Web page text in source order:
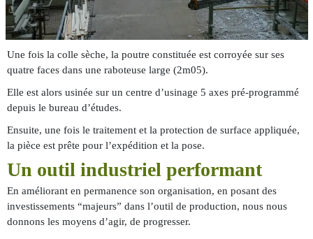
Une fois la colle sèche, la poutre constituée est corroyée sur ses
quatre faces dans une raboteuse large (2m05).
Elle est alors usinée sur un centre d’usinage 5 axes pré-programmé
depuis le bureau d’études.
Ensuite, une fois le traitement et la protection de surface appliquée,
la pièce est prête pour l’expédition et la pose.
Un outil industriel performant
En améliorant en permanence son organisation, en posant des
investissements “majeurs” dans l’outil de production, nous nous
donnons les moyens d’agir, de progresser.